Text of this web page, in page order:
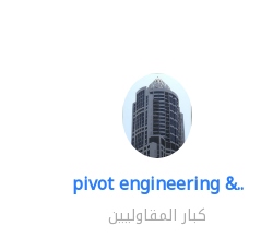
pivot engineering &..
كبار المقاوليين